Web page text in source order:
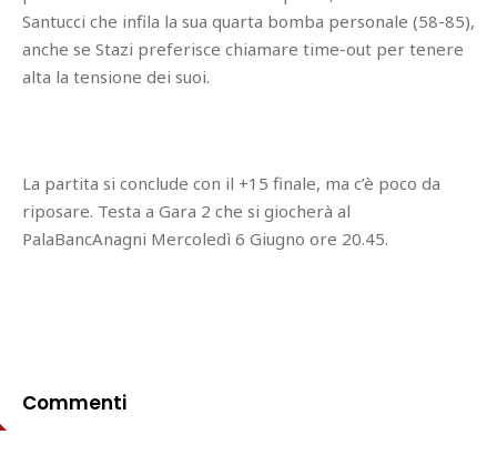
Santucci che infila la sua quarta bomba personale (58-85),
anche se Stazi preferisce chiamare time-out per tenere
alta la tensione dei suoi.
La partita si conclude con il +15 finale, ma c’è poco da
riposare. Testa a Gara 2 che si giocherà al
PalaBancAnagni Mercoledì 6 Giugno ore 20.45.
Commenti